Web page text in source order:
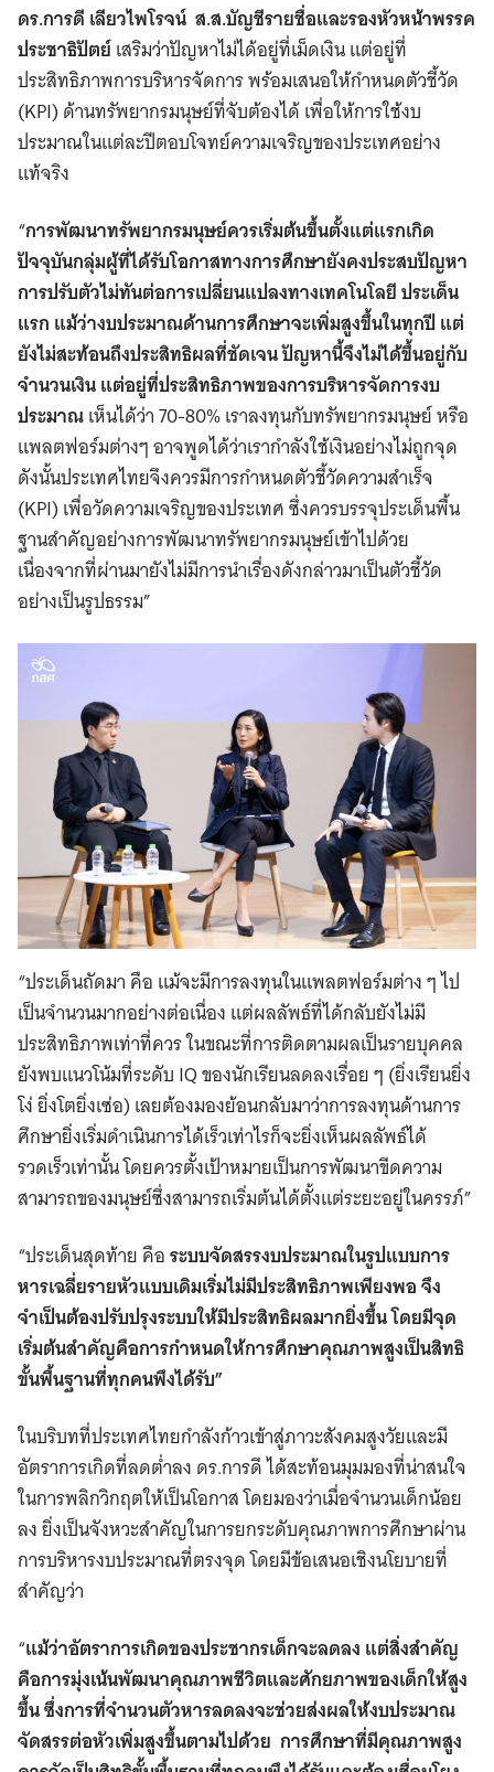
ดร.การดี เลียวไพโรจน์ ส.ส.บัญชีรายชื่อและรองหัวหน้าพรรค
ประชาธิปัตย์เสริมว่าปัญหาไม่ได้อยู่ที่เม็ดเงิน แต่อยู่ที่
ประสิทธิภาพการบริหารจัดการ พร้อมเสนอให้กำหนดตัวชี้วัด
(KPI) ด้านทรัพยากรมนุษย์ที่จับต้องได้ เพื่อให้การใช้งบ
ประมาณในแต่ละปีตอบโจทย์ความเจริญของประเทศอย่าง
แท้จริง
“การพัฒนาทรัพยากรมนุษย์ควรเริ่มต้นขึ้นตั้งแต่แรกเกิด
ปัจจุบันกลุ่มผู้ที่ได้รับโอกาสทางการศึกษายังคงประสบปัญหา
การปรับตัวไม่ทันต่อการเปลี่ยนแปลงทางเทคโนโลยี ประเด็น
แรก แม้ว่างบประมาณด้านการศึกษาจะเพิ่มสูงขึ้นในทุกปี แต่
ยังไม่สะท้อนถึงประสิทธิผลที่ชัดเจน ปัญหานี้จึงไม่ได้ขึ้นอยู่กับ
จำนวนเงิน แต่อยู่ที่ประสิทธิภาพของการบริหารจัดการงบ
ประมาณเห็นได้ว่า 70-80% เราลงทุนกับทรัพยากรมนุษย์ หรือ
แพลตฟอร์มต่างๆ อาจพูดได้ว่าเรากำลังใช้เงินอย่างไม่ถูกจุด
ดังนั้นประเทศไทยจึงควรมีการกำหนดตัวชี้วัดความสำเร็จ
(KPI) เพื่อวัดความเจริญของประเทศ ซึ่งควรบรรจุประเด็นพื้น
ฐานสำคัญอย่างการพัฒนาทรัพยากรมนุษย์เข้าไปด้วย
เนื่องจากที่ผ่านมายังไม่มีการนำเรื่องดังกล่าวมาเป็นตัวชี้วัด
อย่างเป็นรูปธรรม”
“ประเด็นถัดมา คือ แม้จะมีการลงทุนในแพลตฟอร์มต่าง ๆ ไป
เป็นจำนวนมากอย่างต่อเนื่อง แต่ผลลัพธ์ที่ได้กลับยังไม่มี
ประสิทธิภาพเท่าที่ควร ในขณะที่การติดตามผลเป็นรายบุคคล
ยังพบแนวโน้มที่ระดับ IQ ของนักเรียนลดลงเรื่อย ๆ (ยิ่งเรียนยิ่ง
โง่ ยิ่งโตยิ่งเซ่อ) เลยต้องมองย้อนกลับมาว่าการลงทุนด้านการ
ศึกษายิ่งเริ่มดำเนินการได้เร็วเท่าไรก็จะยิ่งเห็นผลลัพธ์ได้
รวดเร็วเท่านั้น โดยควรตั้งเป้าหมายเป็นการพัฒนาขีดความ
สามารถของมนุษย์ซึ่งสามารถเริ่มต้นได้ตั้งแต่ระยะอยู่ในครรภ์”
“ประเด็นสุดท้าย คือระบบจัดสรรงบประมาณในรูปแบบการ
หารเฉลี่ยรายหัวแบบเดิมเริ่มไม่มีประสิทธิภาพเพียงพอ จึง
จำเป็นต้องปรับปรุงระบบให้มีประสิทธิผลมากยิ่งขึ้น โดยมีจุด
เริ่มต้นสำคัญคือการกำหนดให้การศึกษาคุณภาพสูงเป็นสิทธิ
ขั้นพื้นฐานที่ทุกคนพึงได้รับ”
ในบริบทที่ประเทศไทยกำลังก้าวเข้าสู่ภาวะสังคมสูงวัยและมี
อัตราการเกิดที่ลดต่ำลง ดร.การดี ได้สะท้อนมุมมองที่น่าสนใจ
ในการพลิกวิกฤตให้เป็นโอกาส โดยมองว่าเมื่อจำนวนเด็กน้อย
ลง ยิ่งเป็นจังหวะสำคัญในการยกระดับคุณภาพการศึกษาผ่าน
การบริหารงบประมาณที่ตรงจุด โดยมีข้อเสนอเชิงนโยบายที่
สำคัญว่า
“แม้ว่าอัตราการเกิดของประชากรเด็กจะลดลง แต่สิ่งสำคัญ
คือการมุ่งเน้นพัฒนาคุณภาพชีวิตและศักยภาพของเด็กให้สูง
ขึ้น ซึ่งการที่จำนวนตัวหารลดลงจะช่วยส่งผลให้งบประมาณ
จัดสรรต่อหัวเพิ่มสูงขึ้นตามไปด้วย การศึกษาที่มีคุณภาพสูง